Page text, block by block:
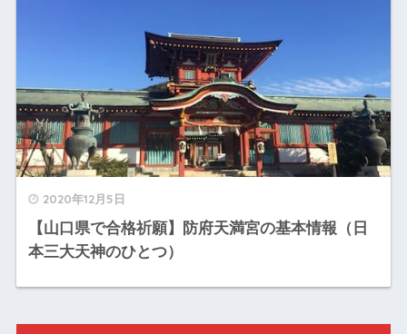
2020年12月5日
【山口県で合格祈願】防府天満宮の基本情報（日
本三大天神のひとつ）